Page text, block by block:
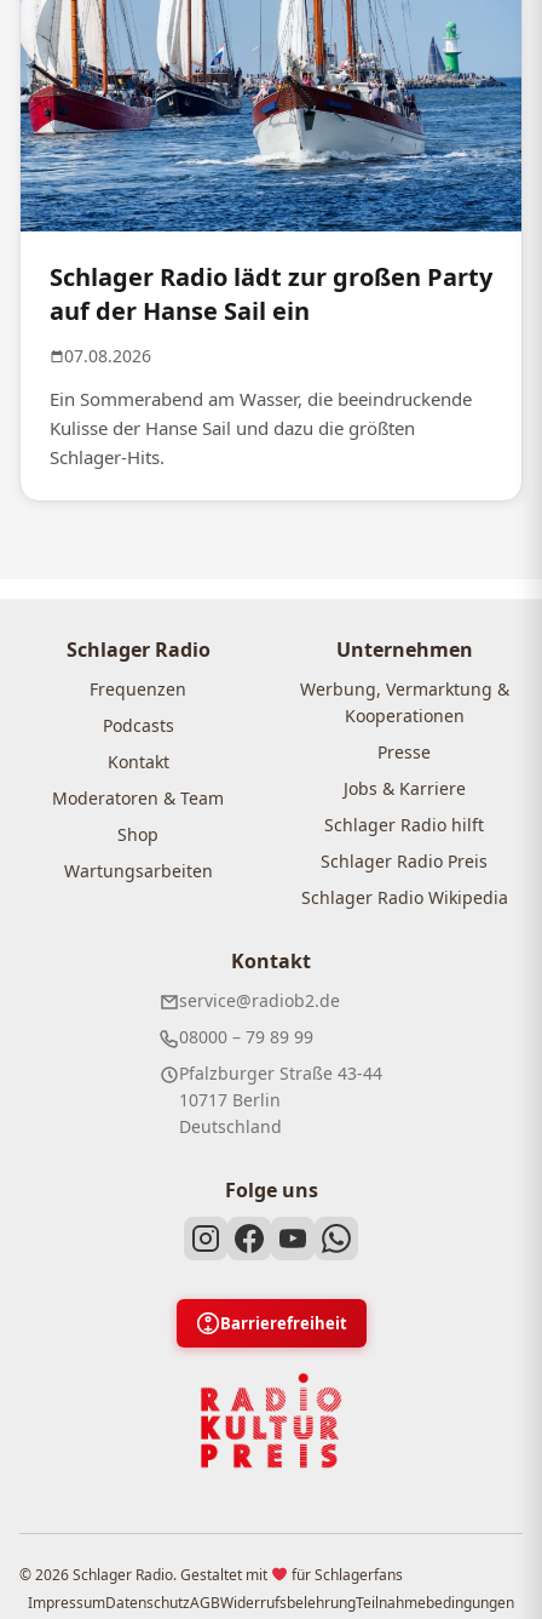
Schlager Radio lädt zur großen Party
auf der Hanse Sail ein
07.08.2026
Ein Sommerabend am Wasser, die beeindruckende
Kulisse der Hanse Sail und dazu die größten
Schlager-Hits.
Schlager Radio
Frequenzen
Podcasts
Kontakt
Moderatoren & Team
Shop
Wartungsarbeiten
Unternehmen
Werbung, Vermarktung &
Kooperationen
Presse
Jobs & Karriere
Schlager Radio hilft
Schlager Radio Preis
Schlager Radio Wikipedia
Kontakt
service@radiob2.de
08000 – 79 89 99
Pfalzburger Straße 43-44
10717 Berlin
Deutschland
Folge uns
Barrierefreiheit
© 2026 Schlager Radio. Gestaltet mit
für Schlagerfans
ImpressumDatenschutzAGBWiderrufsbelehrungTeilnahmebedingungen